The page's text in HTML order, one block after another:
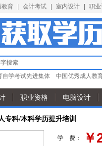
教育 会计考试 室内设计 职业
自学考试先进集体 中国优秀成人教
职业资格 电脑设计
科/本科学历提升培训
学 费： ￥